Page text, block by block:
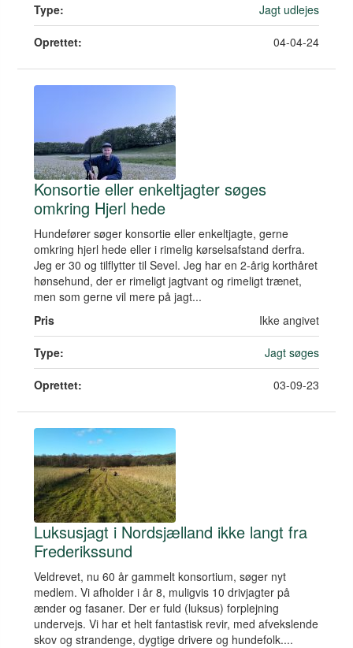
Type: Jagt udlejes
Oprettet: 04-04-24
Konsortie eller enkeltjagter søges
omkring Hjerl hede
Hundefører søger konsortie eller enkeltjagte, gerne
omkring hjerl hede eller i rimelig kørselsafstand derfra.
Jeg er 30 og tilflytter til Sevel. Jeg har en 2-årig korthåret
hønsehund, der er rimeligt jagtvant og rimeligt trænet,
men som gerne vil mere på jagt...
Pris
Ikke angivet
Type: Jagt søges
Oprettet: 03-09-23
Luksusjagt i Nordsjælland ikke langt fra
Frederikssund
Veldrevet, nu 60 år gammelt konsortium, søger nyt
medlem. Vi afholder i år 8, muligvis 10 drivjagter på
ænder og fasaner. Der er fuld (luksus) forplejning
undervejs. Vi har et helt fantastisk revir, med afvekslende
skov og strandenge, dygtige drivere og hundefolk....